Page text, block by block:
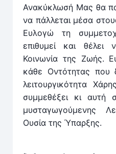
Ανακύκλωσή Μας θα
να πάλλεται μέσα
Ευλογώ τη
επιθυμεί και θέλει
Κοινωνία της Ζωής.
κάθε Οντότητας που
λειτουργικότητα
συμμεθέξει κι αυτή
μυσταγωγούμενης
Ουσία της Ύπαρξης.